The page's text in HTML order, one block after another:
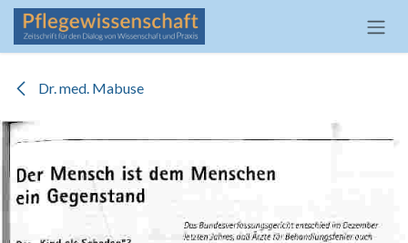
Zum Inhalt springen
Dr. med. Mabuse